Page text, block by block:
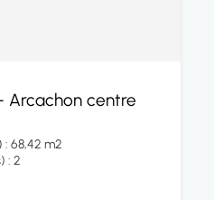
Arcachon centre
68,42 m2
: 2